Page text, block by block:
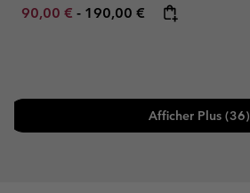
Minimum sale price:
90,00 € - Maximum price:
190,00 €
Afficher Plus (36)